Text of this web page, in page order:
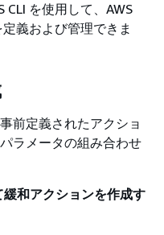
CLI を使用して、AWS
義および管理できま
前定義されたアクショ
ラメータの組み合わせ
和アクションを作成す